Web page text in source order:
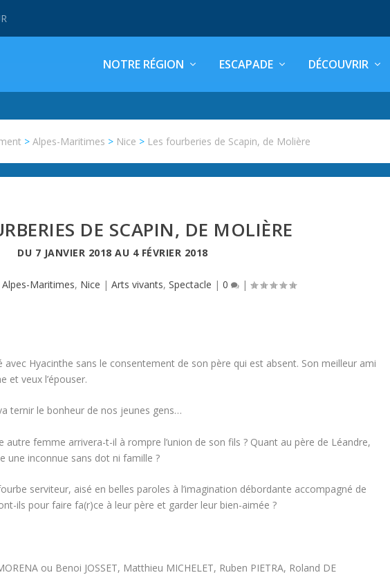
NOTRE RÉGION ESCAPADE DÉCOUVRIR
>Alpes-Maritimes > Nice > Les fourberies de Scapin, de Molière
DE SCAPIN, DE MOLIÈRE
DU 7 JANVIER 2018 AU 4 FÉVRIER 2018
Alpes-Maritimes, Nice | Arts vivants, Spectacle | 0 |
avec Hyacinthe sans le consentement de son père qui est absent. Son meilleur ami
et veux l’épouser.
ternir le bonheur de nos jeunes gens…
autre femme arrivera-t-il à rompre l’union de son fils ? Quant au père de Léandre,
une inconnue sans dot ni famille ?
serviteur, aisé en belles paroles à l’imagination débordante accompagné de
ils pour faire fa(r)ce à leur père et garder leur bien-aimée ?
ou Benoi JOSSET, Matthieu MICHELET, Ruben PIETRA, Roland DE